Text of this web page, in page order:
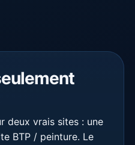
deux vrais sites : une
BTP / peinture. Le